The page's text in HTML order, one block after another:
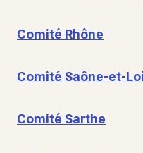
Comité Rhône
Comité Saône-et-
Comité Sarthe